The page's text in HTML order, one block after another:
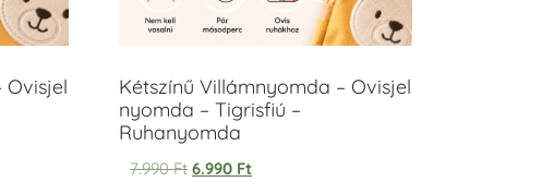
Ovisjel
Kétszínű Villámnyomda – Ovisjel
nyomda – Tigrisfiú –
Ruhanyomda
7.990Ft 6.990 Ft